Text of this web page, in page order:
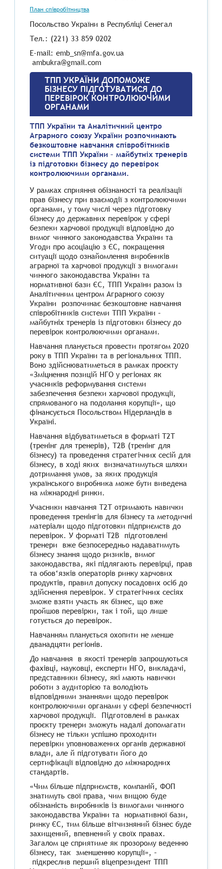
План співробітництва
Посольство України в Республіці Сенегал
Тел.: (221) 33 859 0202
E-mail: emb_sn@mfa.gov.ua
ambukra@gmail.com
ТПП УКРАЇНИ ДОПОМОЖЕ
БІЗНЕСУ ПІДГОТУВАТИСЯ ДО
ПЕРЕВІРОК КОНТРОЛЮЮЧИМИ
ОРГАНАМИ
ТПП України та Аналітичний центро
Аграрного союзу України розпочинають
безкоштовне навчання співробітників
системи ТПП України – майбутніх тренерів
із підготовки бізнесу до перевірок
контролюючими органами.
У рамках сприяння обізнаності та реалізації
прав бізнесу при взаємодії з контролюючими
органами, у тому числі через підготовку
бізнесу до державних перевірок у сфері
безпеки харчової продукції відповідно до
вимог чинного законодавства України та
Угоди про асоціацію з ЄС, покращення
ситуації щодо ознайомлення виробників
аграрної та харчової продукції з вимогами
чинного законодавства України та
нормативної бази ЄС, ТПП України разом із
Аналітичним центром Аграрного союзу
України розпочинає безкоштовне навчання
співробітників системи ТПП України –
майбутніх тренерів із підготовки бізнесу до
перевірок контролюючими органами.
Навчання планується провести протягом 2020
року в ТПП України та в регіональних ТПП.
Воно здійснюватиметься в рамках проєкту
«Зміцнення позицій НГО у регіонах як
учасників реформування системи
забезпечення безпеки харчової продукції,
спрямованого на подолання корупції», що
фінансується Посольством Нідерландів в
Україні.
Навчання відбуватиметься в форматі Т2Т
(тренінг для тренерів), Т2В (тренінг для
бізнесу) та проведення стратегічних сесій для
бізнесу, в ході яких визначатимуться шляхи
дотримання умов, за яких продукція
українського виробника може бути виведена
на міжнародні ринки.
Учасники навчання Т2Т отримають навички
проведення тренінгів для бізнесу та методичні
матеріали щодо підготовки підприємств до
перевірок. У форматі Т2В підготовлені
тренери вже безпосередньо надаватимуть
бізнесу знання щодо ризиків, вимог
законодавства, які підлягають перевірці, прав
та обов‘язків операторів ринку харчових
продуктів, правил допуску посадових осіб до
здійснення перевірок. У стратегічних сесіях
зможе взяти участь як бізнес, що вже
пройшов перевірки, так і той, що лише
готується до перевірок.
Навчанням планується охопити не менше
дванадцяти регіонів.
До навчання в якості тренерів запрошуються
фахівці, науковці, експерти НГО, викладачі,
представники бізнесу, які мають навички
роботи з аудиторією та володіють
відповідними знаннями щодо перевірок
контролюючими органами у сфері безпечності
харчової продукції. Підготовлені в рамках
проєкту тренери зможуть надалі допомагати
бізнесу не тільки успішно проходити
перевірки уповноважених органів державної
влади, але й підготувати його до
сертифікації відповідно до міжнародних
стандартів.
«Чим більше підприємств, компаній, ФОП
знатимуть свої права, чим вищою буде
обізнаність виробників із вимогами чинного
законодавства України та нормативної бази,
ринку ЄС, тим більше вітчизняний бізнес буде
захищений, впевнений у своїх правах.
Загалом це сприятиме як прозорому веденню
бізнесу, так зменшенню корупції», –
підкреслив перший віцепрезидент ТПП